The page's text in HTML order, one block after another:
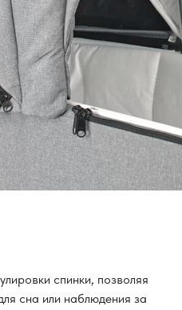
спинки, позволяя
сна или наблюдения за